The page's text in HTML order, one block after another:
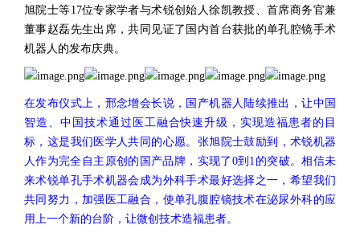
旭院士等17位专家学者与术锐创始人徐凯教授 、首席商务官兼
董事赵磊先生出席 ，共同见证了国内首台获批的单孔腔镜手术
机器人的发布庆典。
在发布仪式上 ， 邢念增会长说 ， 国产机器人陆续推出 ，让中国
智造 、 中国技术通过医工融合快速升级 ，实现造福患者的目
标 ， 这是我们医学人共同的心愿。 张旭院士鼓励到 ， 术锐机器
人作为完全自主原创的国产品牌 ， 实现了 0到 1 的突破。相信未
来术锐单孔手术机器会成为外科手术最好选择之一 ， 希望我们
共同努力 ， 加强医工融合 ， 使单孔腹腔镜技术在泌尿外科的应
用上一个新的台阶 ， 让微创技术造福患者。